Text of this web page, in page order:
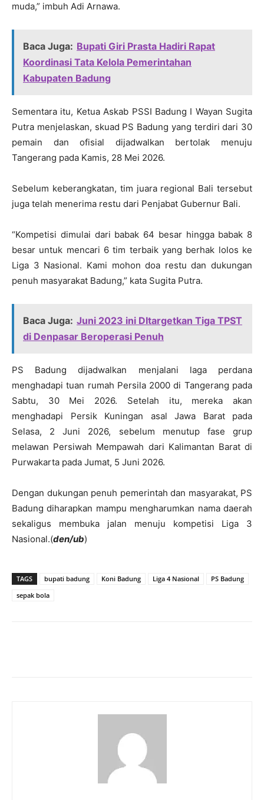
muda,” imbuh Adi Arnawa.
Baca Juga: Bupati Giri Prasta Hadiri Rapat
Koordinasi Tata Kelola Pemerintahan
Kabupaten Badung
Sementara itu, Ketua Askab PSSI Badung I Wayan Sugita
Putra menjelaskan, skuad PS Badung yang terdiri dari 30
pemain dan ofisial dijadwalkan bertolak menuju
Tangerang pada Kamis, 28 Mei 2026.
Sebelum keberangkatan, tim juara regional Bali tersebut
juga telah menerima restu dari Penjabat Gubernur Bali.
“Kompetisi dimulai dari babak 64 besar hingga babak 8
besar untuk mencari 6 tim terbaik yang berhak lolos ke
Liga 3 Nasional. Kami mohon doa restu dan dukungan
penuh masyarakat Badung,” kata Sugita Putra.
Baca Juga: Juni 2023 ini DItargetkan Tiga TPST
di Denpasar Beroperasi Penuh
PS Badung dijadwalkan menjalani laga perdana
menghadapi tuan rumah Persila 2000 di Tangerang pada
Sabtu, 30 Mei 2026. Setelah itu, mereka akan
menghadapi Persik Kuningan asal Jawa Barat pada
Selasa, 2 Juni 2026, sebelum menutup fase grup
melawan Persiwah Mempawah dari Kalimantan Barat di
Purwakarta pada Jumat, 5 Juni 2026.
Dengan dukungan penuh pemerintah dan masyarakat, PS
Badung diharapkan mampu mengharumkan nama daerah
sekaligus membuka jalan menuju kompetisi Liga 3
Nasional.(den/ub)
TAGS bupati badung Koni Badung Liga 4 Nasional
PS Badung
sepak bola